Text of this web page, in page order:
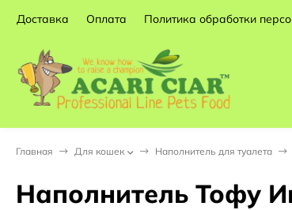
Доставка Оплата Политика обработки
Главная Для кошек Наполнитель для туалета
Наполнитель Тофу